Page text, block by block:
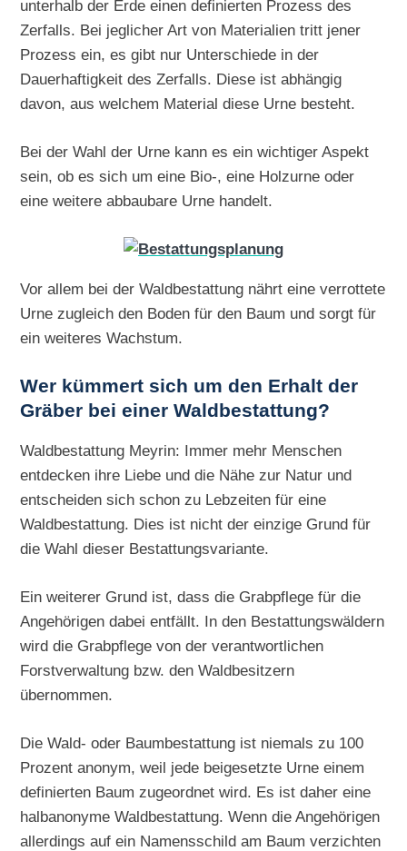
unterhalb der Erde einen definierten Prozess des
Zerfalls. Bei jeglicher Art von Materialien tritt jener
Prozess ein, es gibt nur Unterschiede in der
Dauerhaftigkeit des Zerfalls. Diese ist abhängig
davon, aus welchem Material diese Urne besteht.
Bei der Wahl der Urne kann es ein wichtiger Aspekt
sein, ob es sich um eine Bio-, eine Holzurne oder
eine weitere abbaubare Urne handelt.
Vor allem bei der Waldbestattung nährt eine verrottete
Urne zugleich den Boden für den Baum und sorgt für
ein weiteres Wachstum.
Wer kümmert sich um den Erhalt der
Gräber bei einer Waldbestattung?
Waldbestattung Meyrin: Immer mehr Menschen
entdecken ihre Liebe und die Nähe zur Natur und
entscheiden sich schon zu Lebzeiten für eine
Waldbestattung. Dies ist nicht der einzige Grund für
die Wahl dieser Bestattungsvariante.
Ein weiterer Grund ist, dass die Grabpflege für die
Angehörigen dabei entfällt. In den Bestattungswäldern
wird die Grabpflege von der verantwortlichen
Forstverwaltung bzw. den Waldbesitzern
übernommen.
Die Wald- oder Baumbestattung ist niemals zu 100
Prozent anonym, weil jede beigesetzte Urne einem
definierten Baum zugeordnet wird. Es ist daher eine
halbanonyme Waldbestattung. Wenn die Angehörigen
allerdings auf ein Namensschild am Baum verzichten